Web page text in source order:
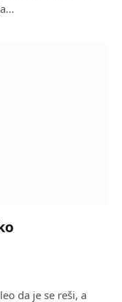
da je se reši, a